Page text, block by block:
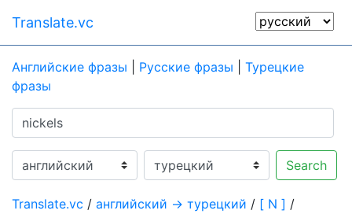
Translate.vc
Английские фразы Русские фразы
Турецкие
фразы
Search
Translate.vc / английский → турецкий / [ N ] /